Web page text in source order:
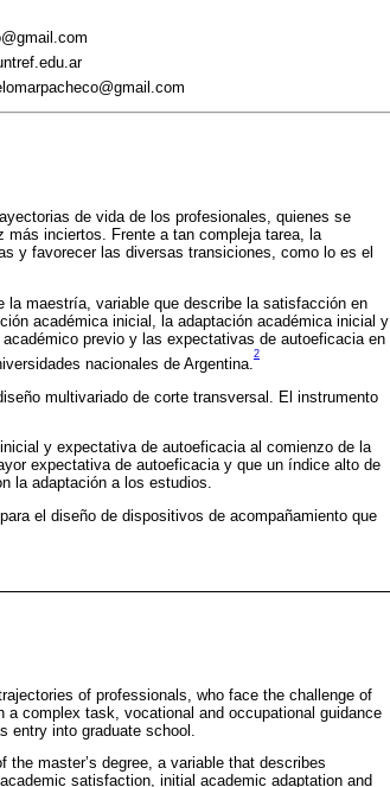
de vida de los profesionales, quienes se
inciertos. Frente a tan compleja tarea, la
y favorecer las diversas transiciones, como lo es el
maestría, variable que describe la satisfacción en
académica inicial, la adaptación académica inicial y
previo y las expectativas de autoeficacia en
nacionales de Argentina.
2
multivariado de corte transversal. El instrumento
y expectativa de autoeficacia al comienzo de la
expectativa de autoeficacia y que un índice alto de
la adaptación a los estudios.
el diseño de dispositivos de acompañamiento que
of professionals, who face the challenge of
complex task, vocational and occupational guidance
entry into graduate school.
master’s degree, a variable that describes
satisfaction, initial academic adaptation and